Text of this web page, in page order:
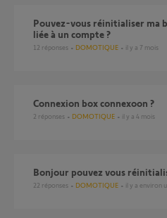
Pouvez-vous réinitialiser ma box connexoon qui est déjà
liée à un compte ?
12 réponses DOMOTIQUE il y a 7 mois
Connexion box connexoon ?
2 réponses DOMOTIQUE il y a 4 mois
Bonjour pouvez vous
22 réponses DOMOTIQUE il y a environ